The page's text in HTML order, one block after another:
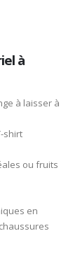
à
à laisser à
shirt
ou fruits
en